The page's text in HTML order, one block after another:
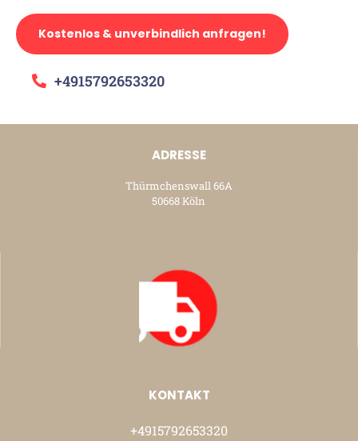
Kostenlos & unverbindlich anfragen!
+4915792653320
ADRESSE
Thürmchenswall 66A
50668 Köln
KONTAKT
+4915792653320